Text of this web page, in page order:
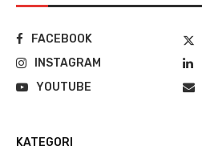
FACEBOOK
INSTAGRAM
YOUTUBE
KATEGORI